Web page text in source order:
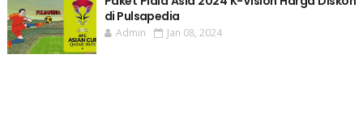
di Pulsapedia
Admin Jan 08, 2024